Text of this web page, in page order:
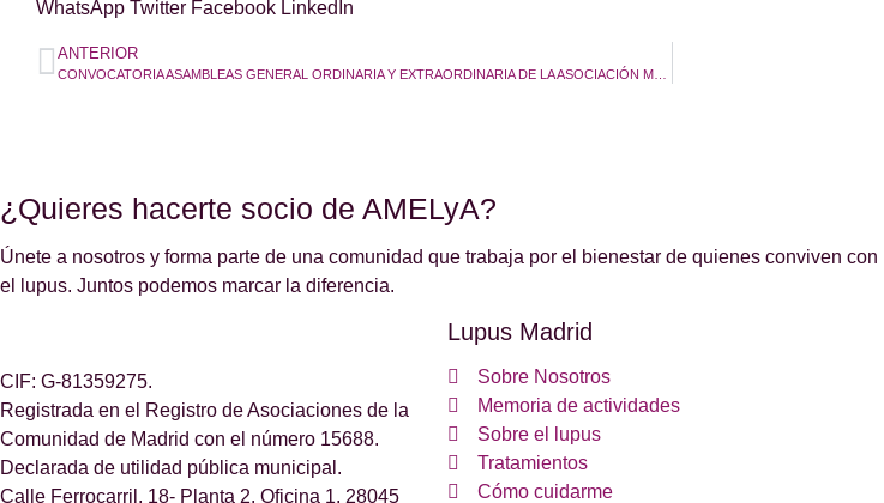
WhatsApp Twitter Facebook LinkedIn
ANTERIOR
¿Quieres hacerte socio de AMELyA?
Únete a nosotros y forma parte de una comunidad que trabaja por el bienestar de quienes conviven con
el lupus. Juntos podemos marcar la diferencia.
CIF: G-81359275.
Registrada en el Registro de Asociaciones de la
Comunidad de Madrid con el número 15688.
Declarada de utilidad pública municipal.
Calle Ferrocarril, 18- Planta 2. Oficina 1. 28045
Lupus Madrid
Sobre Nosotros
Memoria de actividades
Sobre el lupus
Tratamientos
Cómo cuidarme